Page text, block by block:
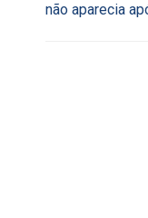
não aparecia